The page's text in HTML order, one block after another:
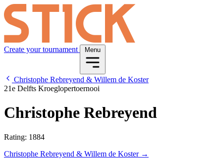
Create your tournament Menu
Christophe Rebreyend & Willem de Koster
21e Delfts Kroeglopertoernooi
Christophe Rebreyend
Rating: 1884
Christophe Rebreyend & Willem de Koster →